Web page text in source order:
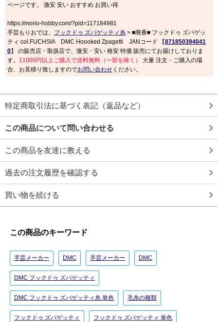
ページです。 激安 安い おすすめ お買い得
https://morio-hobby.com/?pid=117184981
手芸もりおでは、 フックドゥ ズパゲッティ糸 > ■廃番■ フックドゥ ズパゲッ
ティ col.FUCHSIA DMC Hoooked Zpagetti JANコード 【871850394041
0】 の販売店・取扱店で、激安・安い 格安 特価 販売にてお届けしておりま
す。 11000円以上ご購入で送料無料（一部を除く）
大量 注文・ご購入の場
合、お見積り致しますのでお問い合わせ ください。
特定商取引法に基づく表記（返品など）
この商品について問い合わせる
この商品を友達に教える
過去の注文履歴を確認する
買い物を続ける
この商品のキーワード
手芸メーカー DMC 手芸メーカー DMC
DMC フックドゥ ズパゲッティ
DMC フックドゥ ズパゲッティ糸 単色 毛糸の種類
フックドゥ ズパゲッティ フックドゥ ズパゲッティ 単色